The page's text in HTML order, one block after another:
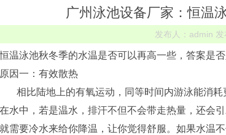
广州泳池设备厂家：恒温
发布人：admin
恒温泳池秋冬季的水温是否可以再高一些，答案是否
原因一：有效散热
相比陆地上的有氧运动，同等时间内游泳能消耗
在水中，若是温水，排汗不但不会带走热量，还会
就需要冷水来给你降温，让你觉得舒服。如果水温